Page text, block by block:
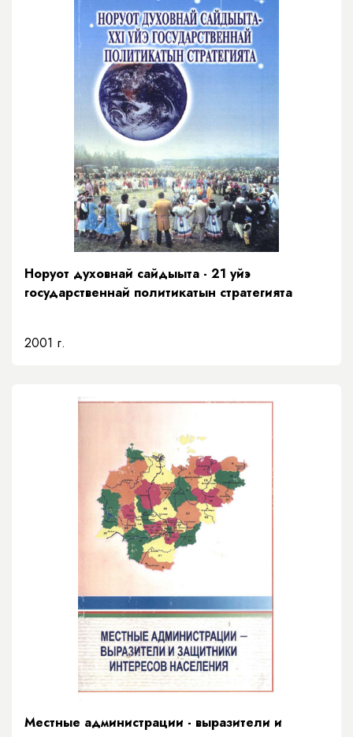
Норуот духовнай сайдыыта - 21 уйэ
государственнай политикатын стратегията
2001 г.
Местные администрации - выразители и